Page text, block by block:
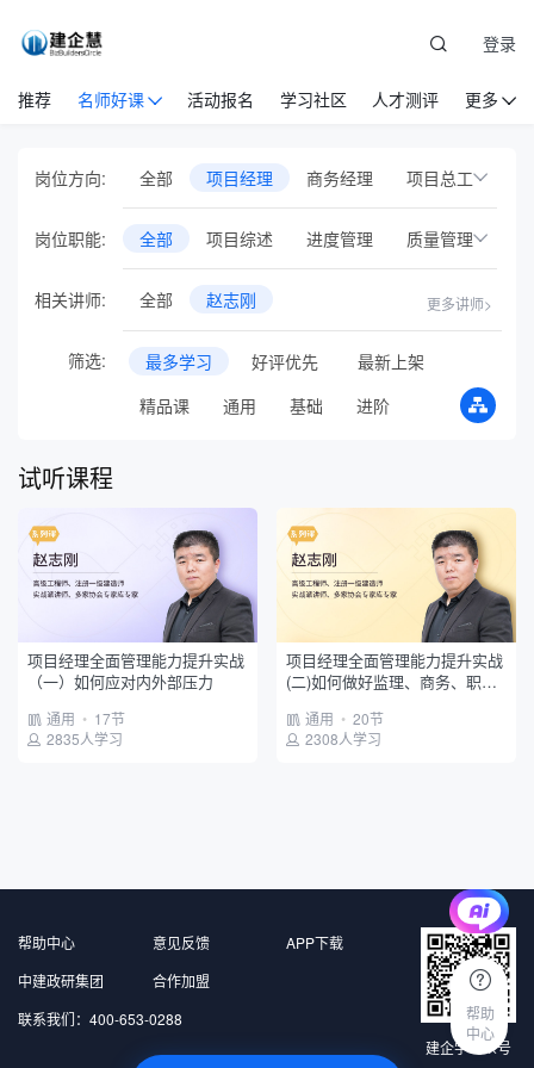
推荐 名师好课 活动报名 学习社区 人才测评 更多
登录
岗位方向: 全部 项目经理 商务经理
项目总工
EPC项目管理
国际工程管理
工程项目基础岗位
企业管理
市场营销
建筑业财税
新员工培训
通识管理
专项培训
AI人工智能
投融资
测量员
建设单位
项目班组
岗位职能: 全部 项目综述 进度管理
质量管理
风险管控
沟通协调
案例课
安全管理
审计管理
绿色施工
综合管理
收尾管理
相关讲师: 全部 赵志刚 更多讲师>
筛选: 最多学习 好评优先
最新上架
精品课
通用 基础 进阶
试听课程
项目经理全面管理能力提升实战
（一）如何应对内外部压力
通用 • 17节
2835人学习
项目经理全面管理能力提升实战
(二)如何做好监理、商务、职能
通用 • 20节
2308人学习
帮助中心 意见反馈
APP下载
中建政研集团
合作加盟
联系我们：400-653-0288
建企学公众号
帮助
中心